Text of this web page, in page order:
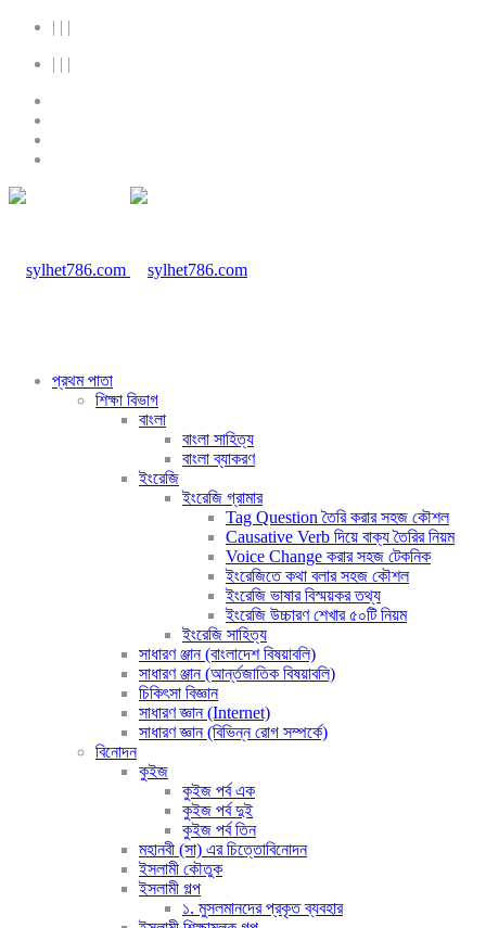
| | |
| | |
প্রথম পাতা
শিক্ষা বিভাগ
বাংলা
বাংলা সাহিত্য
বাংলা ব্যাকরণ
ইংরেজি
ইংরেজি গ্রামার
Tag Question তৈরি করার সহজ কৌশল
Causative Verb দিয়ে বাক্য তৈরির নিয়ম
Voice Change করার সহজ টেকনিক
ইংরেজিতে কথা বলার সহজ কৌশল
ইংরেজি ভাষার বিস্ময়কর তথ্য
ইংরেজি উচ্চারণ শেখার ৫০টি নিয়ম
ইংরেজি সাহিত্য
সাধারণ ঞ্জান (বাংলাদেশ বিষয়াবলি)
সাধারণ ঞ্জান (আর্ন্তজাতিক বিষয়াবলি)
চিকিৎসা বিজ্ঞান
সাধারণ জ্ঞান (Internet)
সাধারণ জ্ঞান (বিভিন্ন রোগ সম্পর্কে)
বিনোদন
কুইজ
কুইজ পর্ব এক
কুইজ পর্ব দুই
কুইজ পর্ব তিন
মহানবী (সা) এর চিত্তোবিনোদন
ইসলামী কৌতুক
ইসলামী গল্প
১. মুসলমানদের প্রকৃত ব্যবহার